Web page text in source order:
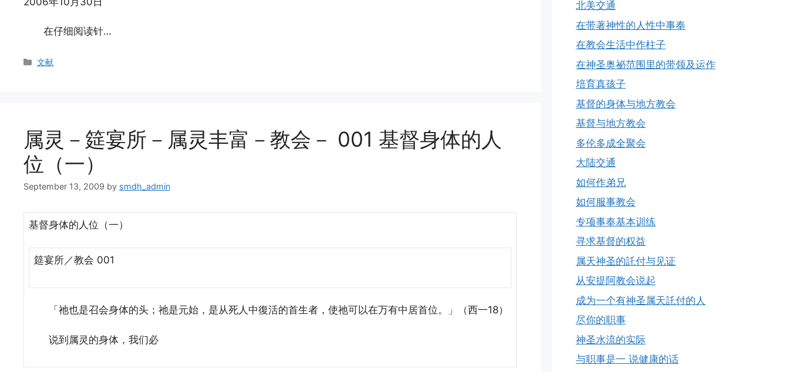
在仔细阅读针…
Categories
文献
属灵－筵宴所－属灵丰富－教会－ 001 基督身体的人
位（一）
September 13, 2009 by smdh_admin
基督身体的人位（一）
筵宴所／教会 001
「祂也是召会身体的头；祂是元始，是从死人中復活的首生者，使祂可以在万有中居首位。」（西一18）
说到属灵的身体，我们必
北美交通
在带著神性的人性中事奉
在教会生活中作柱子
在神圣奥祕范围里的带领及运作
培育真孩子
基督的身体与地方教会
基督与地方教会
多伦多成全聚会
大陆交通
如何作弟兄
如何服事教会
专项事奉基本训练
寻求基督的权益
属天神圣的託付与见证
从安提阿教会说起
成为一个有神圣属天託付的人
尽你的职事
神圣水流的实际
与职事是一 说健康的话